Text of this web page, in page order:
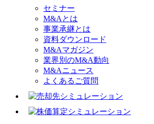
セミナー
M&Aとは
事業承継とは
資料ダウンロード
M&Aマガジン
業界別のM&A動向
M&Aニュース
よくあるご質問